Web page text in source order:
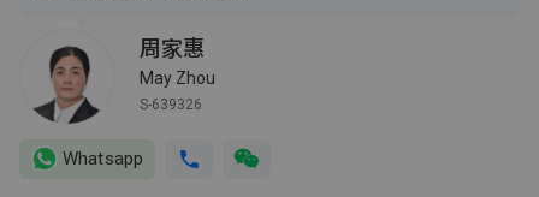
周家惠
May Zhou
S-639326
Whatsapp